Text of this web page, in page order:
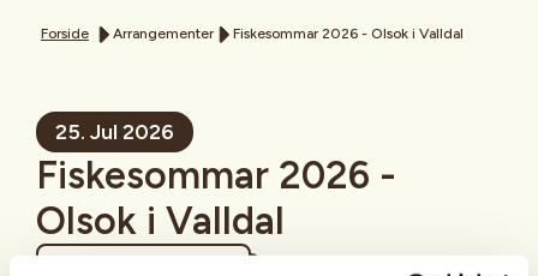
Forside Arrangementer Fiskesommar 2026 - Olsok i Valldal
25. Jul 2026
Fiskesommar 2026 -
Olsok i Valldal